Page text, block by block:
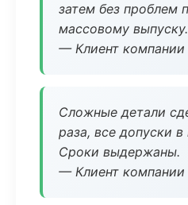
затем без проблем
массовому выпуску.
— Клиент компании
Сложные детали
раза, все допуски
Сроки выдержаны.
— Клиент компании